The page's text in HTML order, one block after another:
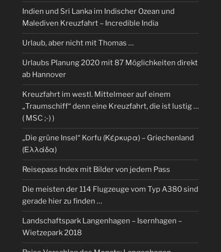
Indien und Sri Lanka im Indischer Ozean und
Malediven Kreuzfahrt – Incredible India
Urlaub, aber nicht mit Thomas …
Urlaubs Planung 2020 mit 87 Möglichkeiten direkt
ab Hannover
Kreuzfahrt im westl. Mittelmeer auf einem
„Traumschiff“ denn eine Kreuzfahrt, die ist lustig …
( MSC ;-) )
„Die grüne Insel“ Korfu (Κέρκυρα) – Griechenland
(Ελλάδα)
Reisepass Index mit Bilder von jedem Pass
Die meisten der 114 Flugzeuge vom Typ A380 sind
gerade hier zu finden …
Landschaftspark Langenhagen – Isernhagen –
Wietzepark 2018